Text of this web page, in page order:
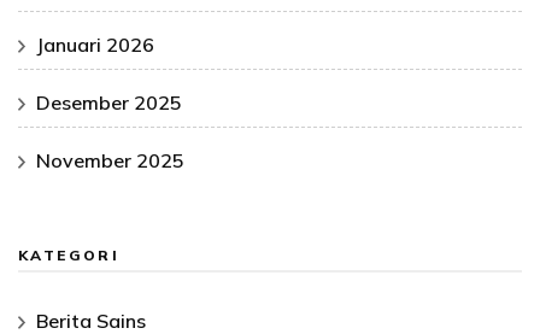
Januari 2026
Desember 2025
November 2025
KATEGORI
Berita Sains